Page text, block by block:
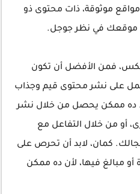
مواقع موثوقة، ذات محتوى ذو
موقعك في نظر جوجل.
فمن الأفضل أن تكون
على نشر محتوى قيم وجذاب
ده ممكن يحصل من خلال نشر
أو من خلال التفاعل مع
كمان، لابد أن تحرص على
مبالغ فيها، لأن ده ممكن